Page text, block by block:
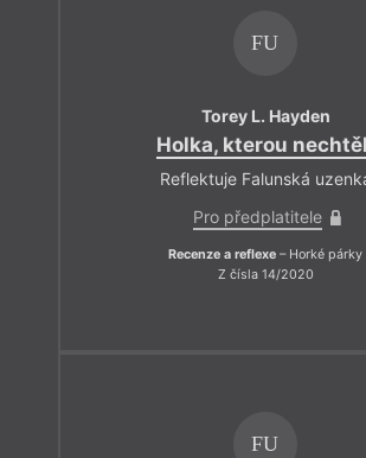
FU
Torey L. Hayden
Holka, kterou
Reflektuje Falunská
Pro předplatitele
Recenze a reflexe – Horké párky
Z čísla 14/2020
FU